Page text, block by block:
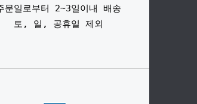
문일로부터 2~3일이내 배송
토, 일, 공휴일 제외